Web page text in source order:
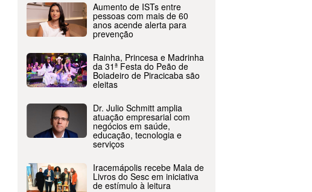
Aumento de ISTs entre
pessoas com mais de 60
anos acende alerta para
prevenção
Rainha, Princesa e Madrinha
da 31ª Festa do Peão de
Boiadeiro de Piracicaba são
eleitas
Dr. Julio Schmitt amplia
atuação empresarial com
negócios em saúde,
educação, tecnologia e
serviços
Iracemápolis recebe Mala de
Livros do Sesc em iniciativa
de estímulo à leitura